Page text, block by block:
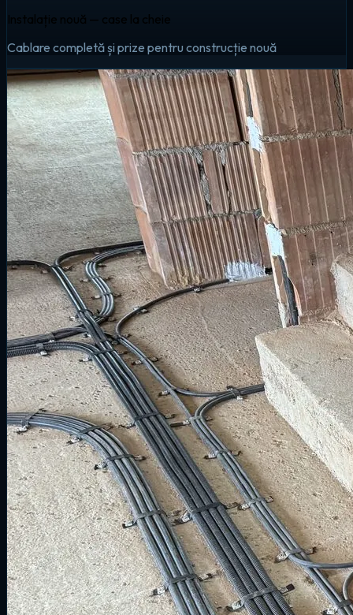
Instalație nouă — case la cheie
Cablare completă și prize pentru construcție nouă